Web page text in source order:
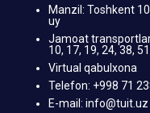
Manzil: Toshkent
uy
Jamoat
10, 17, 19, 24, 38,
Virtual qabulxona
Telefon: +998 71
E-mail: info@tuit.uz